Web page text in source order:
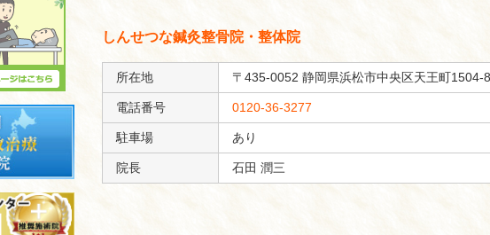
しんせつな鍼灸整骨院・整体院
所在地 〒435-0052 静岡県浜松市中央区天王町1504-8
電話番号 0120-36-3277
駐車場 あり
院長 石田 潤三